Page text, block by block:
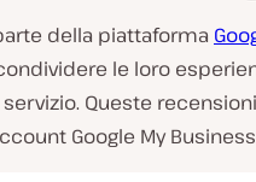
della piattaforma
le loro
Queste
Google My